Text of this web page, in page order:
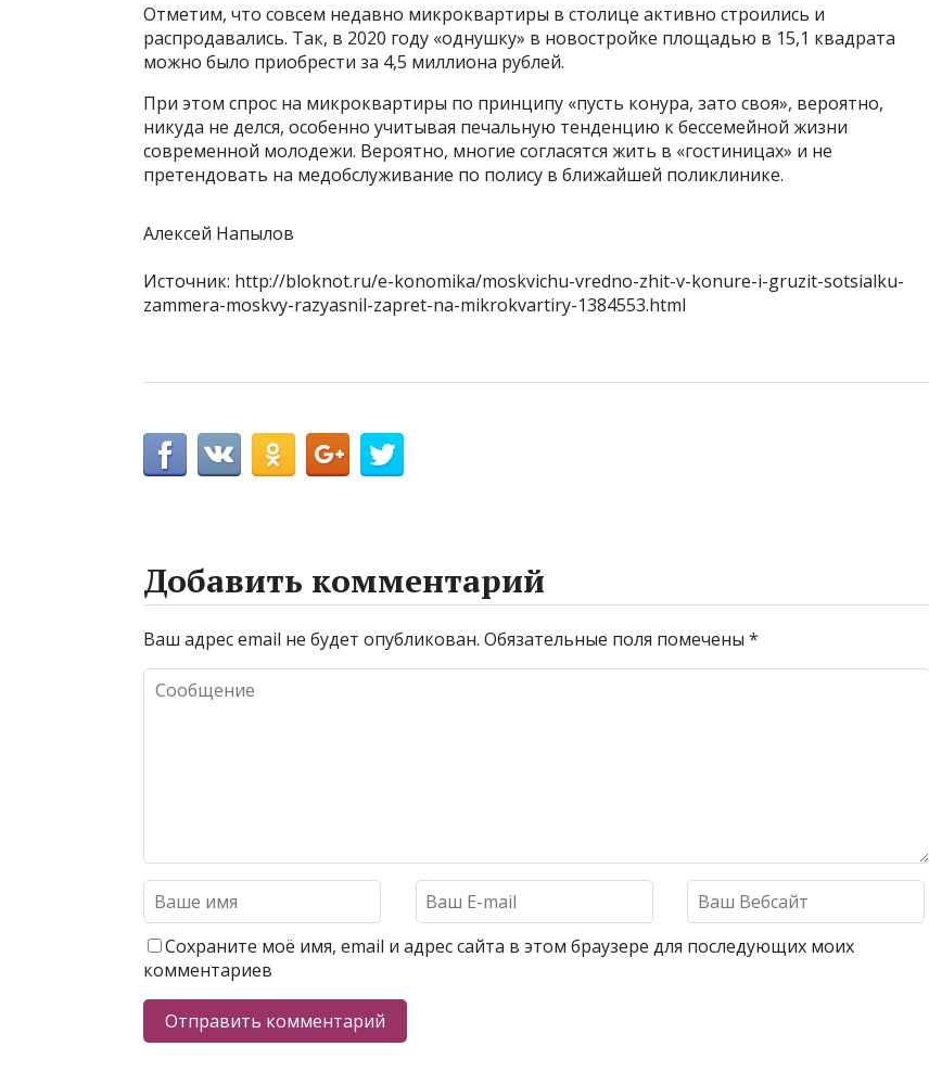
Отметим, что совсем недавно микроквартиры в столице активно строились и
распродавались. Так, в 2020 году «однушку» в новостройке площадью в 15,1 квадрата
можно было приобрести за 4,5 миллиона рублей.
При этом спрос на микроквартиры по принципу «пусть конура, зато своя», вероятно,
никуда не делся, особенно учитывая печальную тенденцию к бессемейной жизни
современной молодежи. Вероятно, многие согласятся жить в «гостиницах» и не
претендовать на медобслуживание по полису в ближайшей поликлинике.
Алексей Напылов
Источник: http://bloknot.ru/e-konomika/moskvichu-vredno-zhit-v-konure-i-gruzit-sotsialku-
zammera-moskvy-razyasnil-zapret-na-mikrokvartiry-1384553.html
Добавить комментарий
Ваш адрес email не будет опубликован. Обязательные поля помечены *
Сохраните моё имя, email и адрес сайта в этом браузере для последующих моих
комментариев